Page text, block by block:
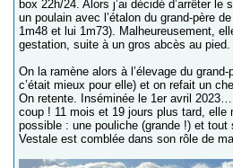
box 22h/24. Alors j’ai décidé d’arrêter
un poulain avec l’étalon du grand-père
1m48 et lui 1m73). Malheureusement,
gestation, suite à un gros abcès au pied.
On la ramène alors à l’élevage du
c’était mieux pour elle) et on refait un
On retente. Inséminée le 1er avril
coup ! 11 mois et 19 jours plus tard, elle
possible : une pouliche (grande !) et tout
Vestale est comblée dans son rôle de